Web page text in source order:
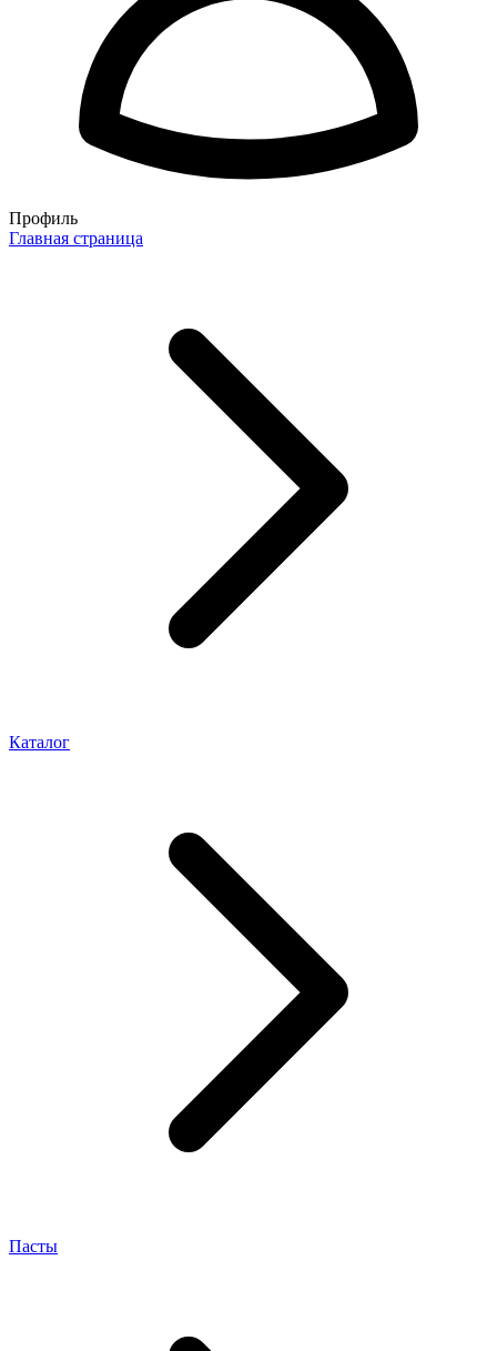
Профиль
Главная страница
Каталог
Пасты